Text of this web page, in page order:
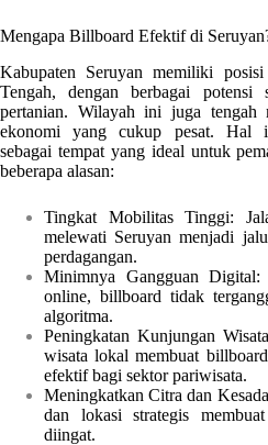
Mengapa Billboard Efektif di
Kabupaten Seruyan memiliki
Tengah, dengan berbagai potensi
pertanian. Wilayah ini juga tengah
ekonomi yang cukup pesat. Hal
sebagai tempat yang ideal untuk
beberapa alasan:
Tingkat Mobilitas Tinggi:
melewati Seruyan menjadi
perdagangan.
Minimnya Gangguan Digital:
online, billboard tidak
algoritma.
Peningkatan Kunjungan
wisata lokal membuat
efektif bagi sektor pariwisata.
Meningkatkan Citra dan
dan lokasi strategis
diingat.